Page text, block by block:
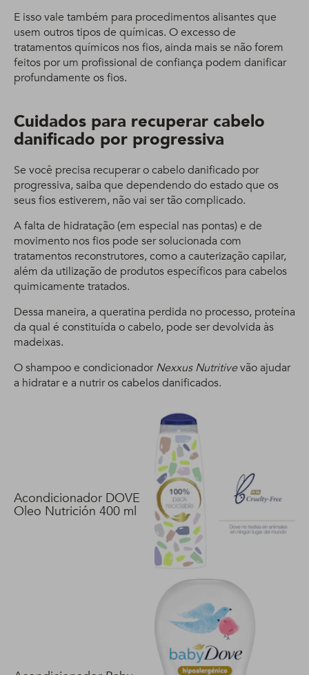
E isso vale também para procedimentos alisantes que
usem outros tipos de químicas. O excesso de
tratamentos químicos nos fios, ainda mais se não forem
feitos por um profissional de confiança podem danificar
profundamente os fios.
Cuidados para recuperar cabelo
danificado por progressiva
Se você precisa recuperar o cabelo danificado por
progressiva, saiba que dependendo do estado que os
seus fios estiverem, não vai ser tão complicado.
A falta de hidratação (em especial nas pontas) e de
movimento nos fios pode ser solucionada com
tratamentos reconstrutores, como a cauterização capilar,
além da utilização de produtos específicos para cabelos
quimicamente tratados.
Dessa maneira, a queratina perdida no processo, proteína
da qual é constituída o cabelo, pode ser devolvida às
madeixas.
O shampoo e condicionadorNexxus Nutritivevão ajudar
a hidratar e a nutrir os cabelos danificados.
Acondicionador DOVE
Oleo Nutrición 400 ml